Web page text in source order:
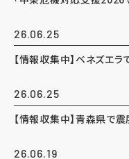
26.06.25
【情報収集中】ベネズエ
26.06.25
【情報収集中】青森県で
26.06.19